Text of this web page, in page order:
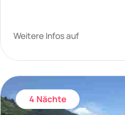
Weitere Infos auf
4 Nächte